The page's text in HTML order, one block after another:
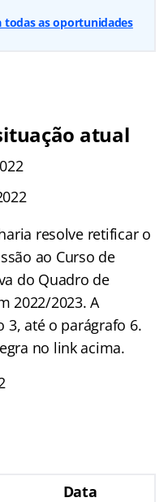
todas as oportunidades
atual
resolve retificar o
ao Curso de
do Quadro de
2022/2023. A
3, até o parágrafo 6.
no link acima.
Data